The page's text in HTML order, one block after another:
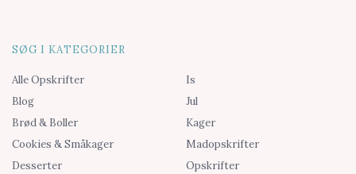
SØG I KATEGORIER
Alle Opskrifter
Blog
Brød & Boller
Cookies & Småkager
Desserter
Is
Jul
Kager
Madopskrifter
Opskrifter